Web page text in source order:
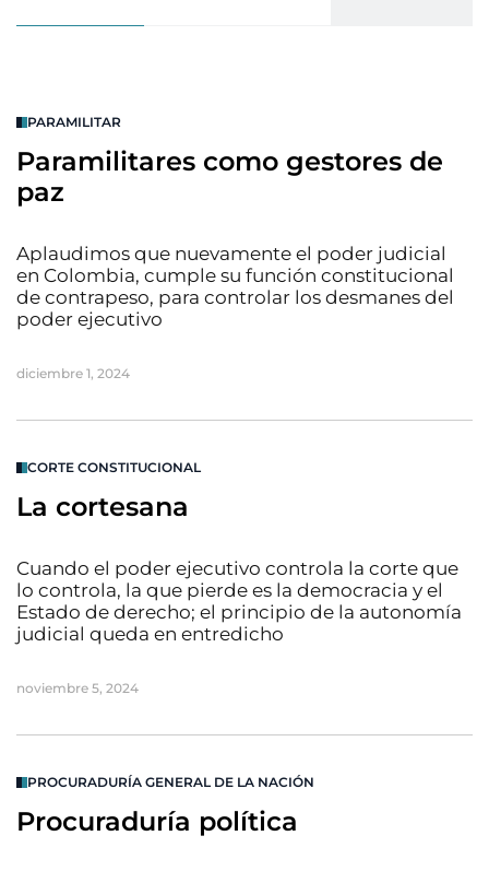
PARAMILITAR
Paramilitares como gestores de
paz
Aplaudimos que nuevamente el poder judicial
en Colombia, cumple su función constitucional
de contrapeso, para controlar los desmanes del
poder ejecutivo
diciembre 1, 2024
CORTE CONSTITUCIONAL
La cortesana
Cuando el poder ejecutivo controla la corte que
lo controla, la que pierde es la democracia y el
Estado de derecho; el principio de la autonomía
judicial queda en entredicho
noviembre 5, 2024
PROCURADURÍA GENERAL DE LA NACIÓN
Procuraduría política